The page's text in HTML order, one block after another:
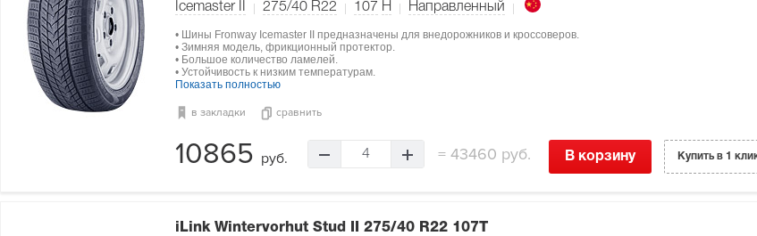
Icemaster II 275/40 R22 107 H Направленный
• Шины Fronway Icemaster II предназначены для внедорожников и кроссоверов.
• Зимняя модель, фрикционный протектор.
• Большое количество ламелей.
• Устойчивость к низким температурам.
Показать полностью
в закладки сравнить
10865 руб. 4 =43460 руб. В корзину Купить в 1
iLink Wintervorhut Stud II 275/40 R22 107T